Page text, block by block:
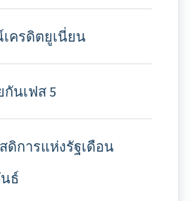
ครดิตยูเนี่ยน
กันเฟส 5
ดิการแห่งรัฐเดือน
ธ์